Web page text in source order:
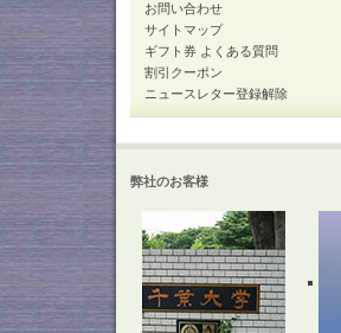
お問い合わせ
サイトマップ
ギフト券 よくある質問
割引クーポン
ニュースレター登録解除
弊社のお客様